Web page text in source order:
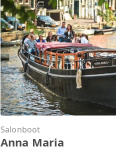
Salonboot
Anna Maria